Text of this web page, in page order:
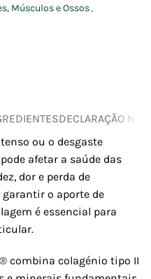
Músculos e Ossos,
DECLARAÇÃO
ou o desgaste
afetar a saúde das
dor e perda de
garantir o aporte de
é essencial para
combina colagénio tipo II